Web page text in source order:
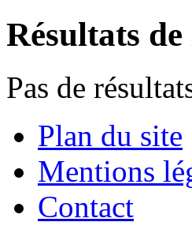
Résultats
Pas de
Plan du site
Mentions
Contact